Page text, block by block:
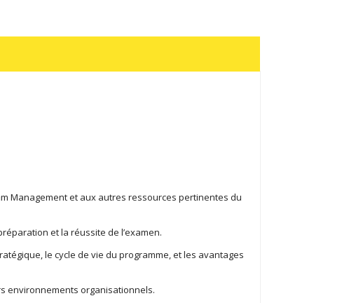
Management et aux autres ressources pertinentes du
et la réussite de l’examen.
le cycle de vie du programme, et les avantages
environnements organisationnels.